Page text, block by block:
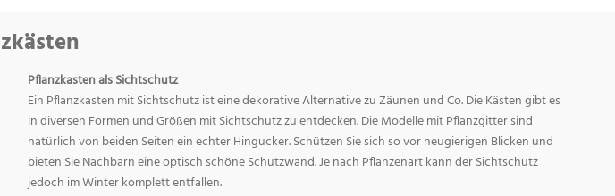
Pflanzkasten als Sichtschutz
Ein Pflanzkasten mit Sichtschutz ist eine dekorative Alternative zu Zäunen und Co. Die Kästen gibt es
in diversen Formen und Größen mit Sichtschutz zu entdecken. Die Modelle mit Pflanzgitter sind
natürlich von beiden Seiten ein echter Hingucker. Schützen Sie sich so vor neugierigen Blicken und
bieten Sie Nachbarn eine optisch schöne Schutzwand. Je nach Pflanzenart kann der Sichtschutz
jedoch im Winter komplett entfallen.